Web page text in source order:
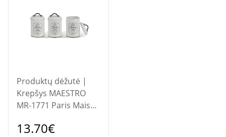
Produktų dėžutė |
Krepšys MAESTRO
MR-1771 Paris Maison
13.70€